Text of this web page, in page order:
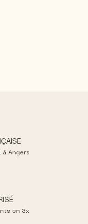
Angers
en 3x